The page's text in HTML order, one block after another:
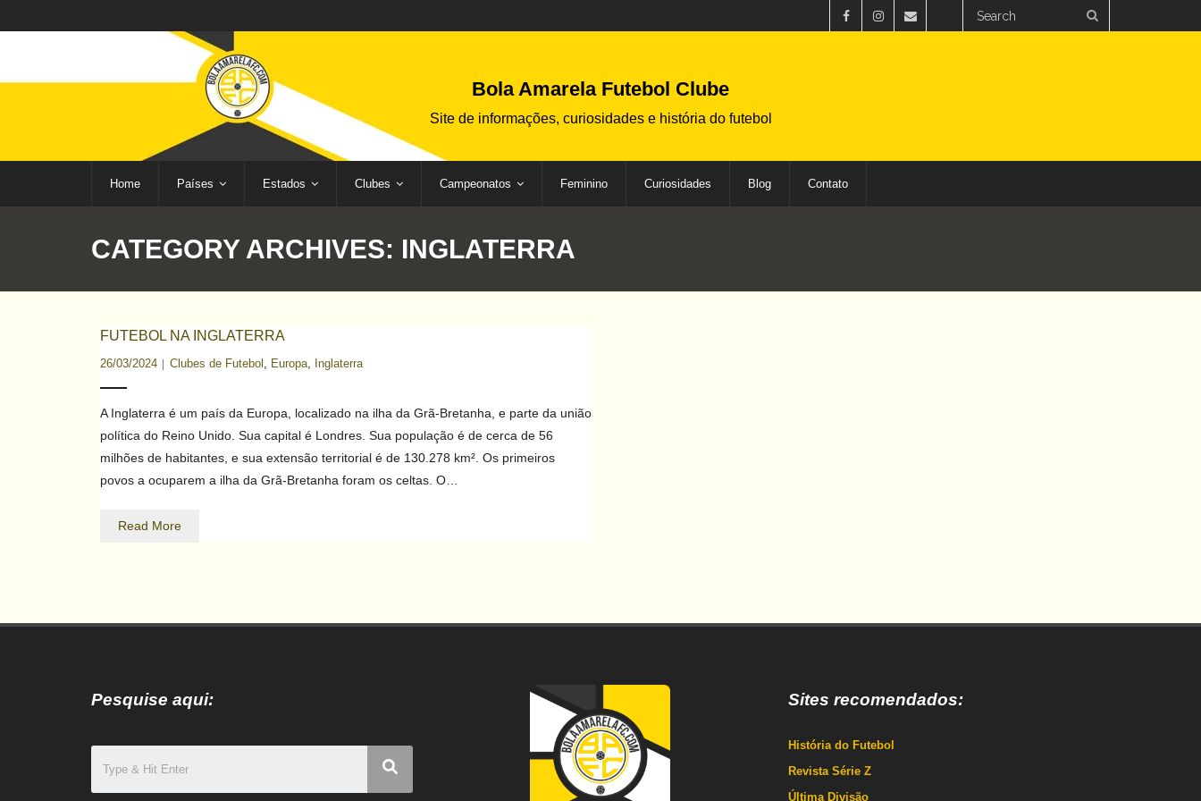
Bola Amarela Futebol Clube
Site de informações, curiosidades e história do futebol
Home Países Estados Clubes Campeonatos Feminino Curiosidades Blog Contato
CATEGORY ARCHIVES: INGLATERRA
FUTEBOL NA INGLATERRA
26/03/2024 Clubes de Futebol , Europa, Inglaterra
A Inglaterra é um país da Europa, localizado na ilha da Grã-Bretanha, e parte da união
política do Reino Unido. Sua capital é Londres. Sua população é de cerca de 56
milhões de habitantes, e sua extensão territorial é de 130.278 km². Os primeiros
povos a ocuparem a ilha da Grã-Bretanha foram os celtas. O…
Read More
Pesquise aqui: Sites recomendados:
História do Futebol
Revista Série Z
Última Divisão